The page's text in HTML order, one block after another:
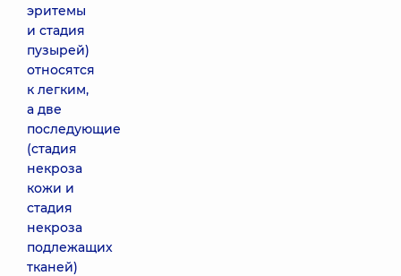
эритемы
и стадия
пузырей)
относятся
к легким,
а две
последующие
(стадия
некроза
кожи и
стадия
некроза
подлежащих
тканей)